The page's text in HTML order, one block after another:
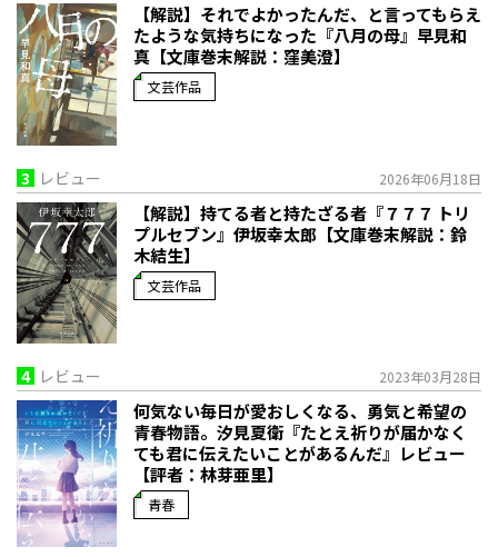
【解説】それでよかったんだ、と言ってもらえ
たような気持ちになった――『八月の母』早見和
真【文庫巻末解説：窪美澄】
文芸作品
3 レビュー 2026年06月18日
【解説】持てる者と持たざる者――『７７７ トリ
プルセブン』伊坂幸太郎【文庫巻末解説：鈴
木結生】
文芸作品
4 レビュー 2023年03月28日
何気ない毎日が愛おしくなる、勇気と希望の
青春物語。――汐見夏衛『たとえ祈りが届かなく
ても君に伝えたいことがあるんだ』レビュー
【評者：林芽亜里】
青春